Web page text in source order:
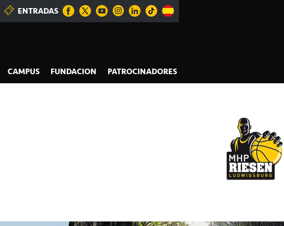
ENTRADAS
CAMPUS FUNDACION PATROCINADORES